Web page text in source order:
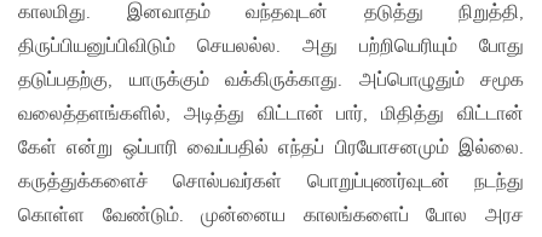
காலமிது. இனவாதம் வந்தவுடன் தடுத்து நிறுத்தி,
திருப்பியனுப்பிவிடும் செயலல்ல. அது பற்றியெரியும் போது
தடுப்பதற்கு, யாருக்கும் வக்கிருக்காது. அப்பொழுதும் சமூக
வலைத்தளங்களில், அடித்து விட்டான் பார், மிதித்து விட்டான்
கேள் என்று ஒப்பாரி வைப்பதில் எந்தப் பிரயோசனமும் இல்லை.
கருத்துக்களைச் சொல்பவர்கள் பொறுப்புணர்வுடன் நடந்து
கொள்ள வேண்டும். முன்னைய காலங்களைப் போல அரச